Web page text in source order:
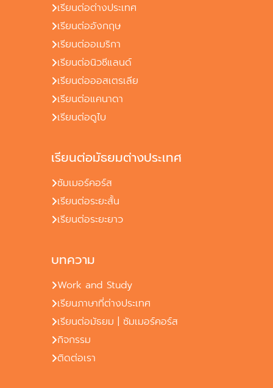
เรียนต่อต่างประเทศ
เรียนต่ออังกฤษ
เรียนต่ออเมริกา
เรียนต่อนิวซีแลนด์
เรียนต่อออสเตรเลีย
เรียนต่อแคนาดา
เรียนต่อดูไบ
เรียนต่อมัธยมต่างประเทศ
ซัมเมอร์คอร์ส
เรียนต่อระยะสั้น
เรียนต่อระยะยาว
บทความ
Work and Study
เรียนภาษาที่ต่างประเทศ
เรียนต่อมัธยม | ซัมเมอร์คอร์ส
กิจกรรม
ติดต่อเรา